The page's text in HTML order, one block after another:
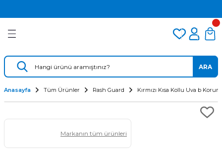
Dalış Regülatörü
Dalış Konsolu
ARA
Anasayfa Tüm Ürünler Rash Guard Kırmızı Kısa Kollu Uva b
Markanın tüm ürünleri